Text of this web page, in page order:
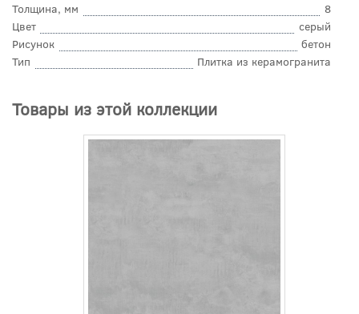
Толщина, мм
8
Цвет
серый
Рисунок
бетон
Тип
Плитка из керамогранита
Товары из этой коллекции